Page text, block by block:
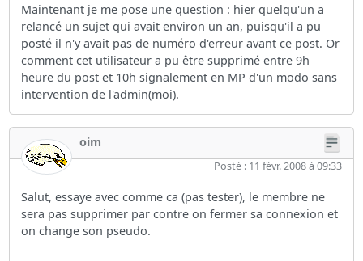
Maintenant je me pose une question : hier quelqu'un a
relancé un sujet qui avait environ un an, puisqu'il a pu
posté il n'y avait pas de numéro d'erreur avant ce post. Or
comment cet utilisateur a pu être supprimé entre 9h
heure du post et 10h signalement en MP d'un modo sans
intervention de l'admin(moi).
oim
Posté : 11 févr. 2008 à 09:33
Salut, essaye avec comme ca (pas tester), le membre ne
sera pas supprimer par contre on fermer sa connexion et
on change son pseudo.